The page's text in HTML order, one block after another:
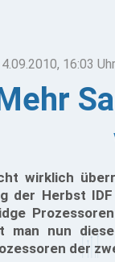
16:03 Uhr
wirklich
der Herbst
man nun
der